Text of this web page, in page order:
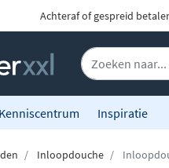
Achteraf of gespreid
Kenniscentrum Inspiratie
Inloopdouche